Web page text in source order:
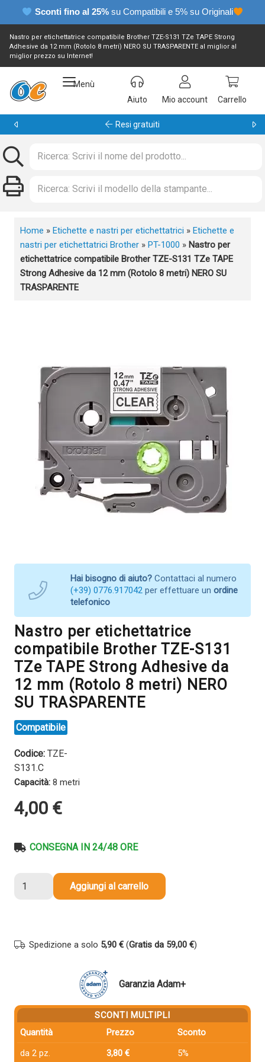
Sconti fino al 25% su Compatibili e 5% su Originali
Nastro per etichettatrice compatibile Brother TZE-S131 TZe TAPE Strong
Adhesive da 12 mm (Rotolo 8 metri) NERO SU TRASPARENTE al miglior al
miglior prezzo su Internet!
Menù
Aiuto
Mio account Carrello
Resi gratuiti
Home » Etichette e nastri per etichettatrici » Etichette e
nastri per etichettatrici Brother » PT-1000 » Nastro per
etichettatrice compatibile Brother TZE-S131 TZe TAPE
Strong Adhesive da 12 mm (Rotolo 8 metri) NERO SU
TRASPARENTE
Hai bisogno di aiuto? Contattaci al numero
(+39) 0776.917042 per effettuare un ordine
telefonico
Nastro per etichettatrice
compatibile Brother TZE-S131
TZe TAPE Strong Adhesive da
12 mm (Rotolo 8 metri) NERO
SU TRASPARENTE
Compatibile
Codice: TZE-
S131.C
Capacità: 8 metri
4,00 €
CONSEGNA IN 24/48 ORE
TZE-
Strong
Adhesive
da
12
Aggiungi al carrello
Spedizione a solo 5,90 € (Gratis da 59,00 €)
Garanzia Adam+
SCONTI MULTIPLI
Quantità
Prezzo
Sconto
da 2 pz.
3,80 €
5%